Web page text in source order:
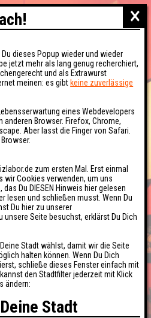
×
dieses Popup wieder und wieder
jetzt mehr als lang genug recherchiert,
und als Extrawurst
meinen: es gibt keine zuverlässige
eines Webdevelopers
Browser. Firefox, Chrome,
Aber lasst die Finger von Safari.
zum ersten Mal. Erst einmal
wir Cookies verwenden, um uns
Du DIESEN Hinweis hier gelesen
lesen und schließen musst. Wenn Du
Du hier zu unserer
unsere Seite besuchst, erklärst Du Dich
Stadt wählst, damit wir die Seite
halten können. Wenn Du Dich
schließe dieses Fenster einfach mit
den Stadtfilter jederzeit mit Klick
ändern:
Stadt